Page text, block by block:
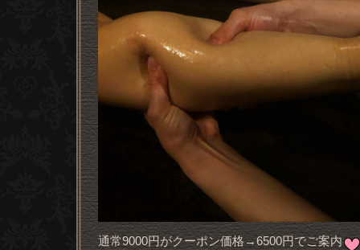
通常9000円がクーポン価格→6500円でご案内